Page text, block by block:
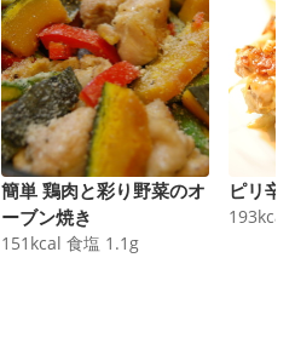
簡単 鶏肉と彩り野菜のオ
ーブン焼き
151 kcal 食塩 1.1 g
ピリ辛
193kcal